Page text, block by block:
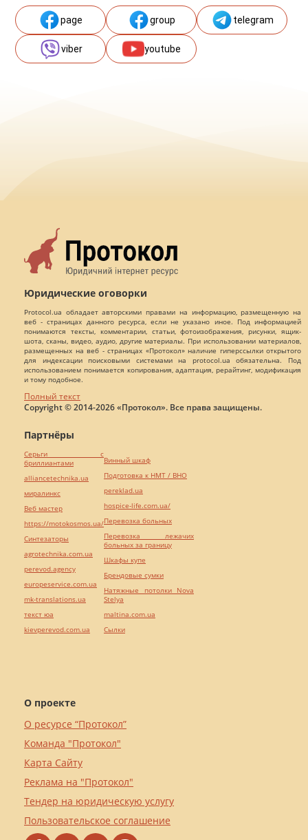
page group telegram
viber youtube
Юридические оговорки
Protocol.ua обладает авторскими правами на информацию, размещенную на
веб - страницах данного ресурса, если не указано иное. Под информацией
понимаются тексты, комментарии, статьи, фотоизображения, рисунки, ящик-
шота, сканы, видео, аудио, другие материалы. При использовании материалов,
размещенных на веб - страницах «Протокол» наличие гиперссылки открытого
для индексации поисковыми системами на protocol.ua обязательна. Под
использованием понимается копирования, адаптация, рерайтинг, модификация
и тому подобное.
Полный текст
Copyright © 2014-2026 «Протокол». Все права защищены.
О проекте
О ресурсе “Протокол”
Команда "Протокол"
Карта Сайту
Реклама на "Протокол"
Тендер на юридическую услугу
Пользовательское соглашение
Партнёры
Серьги с
бриллиантами
alliancetechnika.ua
миралинкс
Веб мастер
https://motokosmos.ua/
Синтезаторы
agrotechnika.com.ua
perevod.agency
europeservice.com.ua
mk-translations.ua
текст юа
kievperevod.com.ua
Винный шкаф
Подготовка к НМТ / ВНО
pereklad.ua
hospice-life.com.ua/
Перевозка больных
Перевозка лежачих
больных за границу
Шкафы купе
Брендовые сумки
Натяжные потолки Nova
Stelya
maltina.com.ua
Cылки